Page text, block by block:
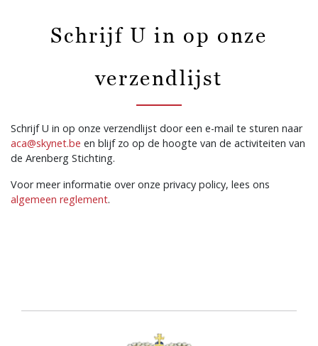
Schrijf U in op onze
verzendlijst
Schrijf U in op onze verzendlijst door een e-mail te sturen naar
aca@skynet.be en blijf zo op de hoogte van de activiteiten van
de Arenberg Stichting.
Voor meer informatie over onze privacy policy, lees ons
algemeen reglement.